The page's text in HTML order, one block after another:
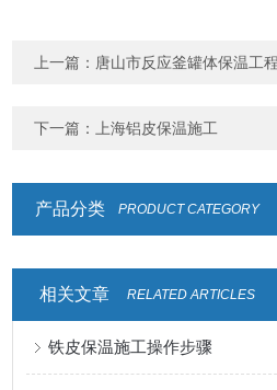
上一篇： 唐山市反应釜罐体保温工
下一篇： 上海铝皮保温施工
产品分类 PRODUCT CATEGORY
相关文章 RELATED ARTICLES
铁皮保温施工操作步骤